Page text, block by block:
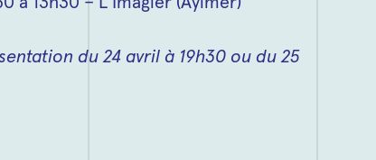
du 24 avril à 19h30 ou du 25